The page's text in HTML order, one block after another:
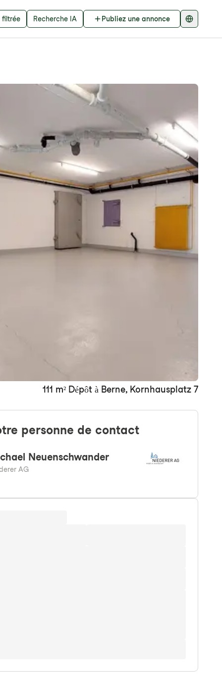
filtrée Recherche IA Publiez une annonce
+ 2 images
111 m² Dépôt à Berne, Kornhausplatz 7
personne de contact
Neuenschwander
AG